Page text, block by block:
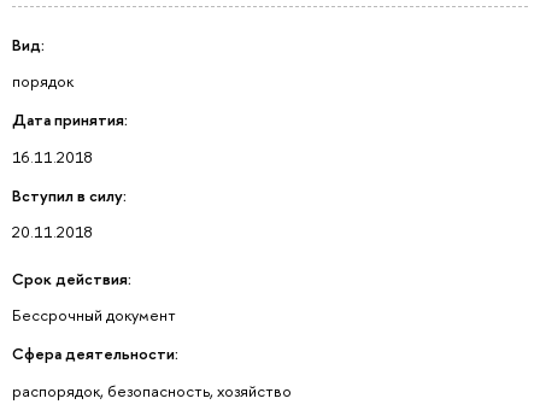
Вид:
порядок
Дата принятия:
16.11.2018
Вступил в силу:
20.11.2018
Срок действия:
Бессрочный документ
Сфера деятельности:
распорядок, безопасность, хозяйство